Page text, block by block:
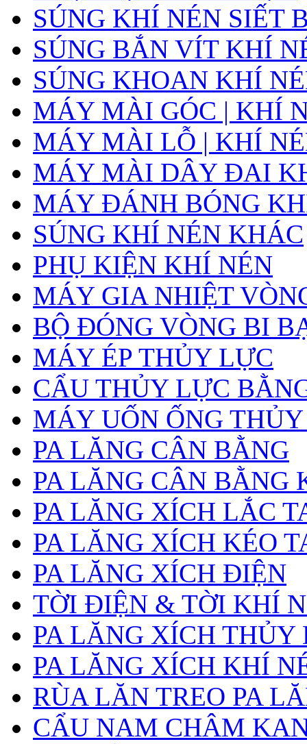
SÚNG KHÍ NÉN SIẾT
SÚNG BẮN VÍT KHÍ
SÚNG KHOAN KHÍ
MÁY MÀI GÓC | KHÍ
MÁY MÀI LỖ | KHÍ
MÁY MÀI DÂY ĐAI
MÁY ĐÁNH BÓNG
SÚNG KHÍ NÉN KHÁC
PHỤ KIỆN KHÍ NÉN
MÁY GIA NHIỆT
BỘ ĐÓNG VÒNG BI
MÁY ÉP THỦY LỰC
CẨU THỦY LỰC
MÁY UỐN ỐNG
PA LĂNG CÂN BẰNG
PA LĂNG CÂN BẰNG
PA LĂNG XÍCH LẮC
PA LĂNG XÍCH KÉO
PA LĂNG XÍCH ĐIỆN
TỜI ĐIỆN & TỜI KHÍ
PA LĂNG XÍCH THỦY
PA LĂNG XÍCH KHÍ
RÙA LĂN TREO PA
CẨU NAM CHÂM